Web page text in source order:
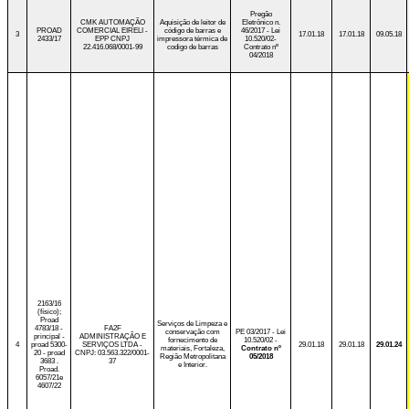
3
PROAD
2433/17
CMK AUTOMAÇÃO
COMERCIAL EIRELI -
EPP CNPJ
22.416.068/0001-99
Aquisição de leitor de
código de barras e
impressora térmica de
codigo de barras
Pregão
Eletrônico n.
46/2017 - Lei
10.520/02-
Contrato nº
04/2018
17.01.18 17.01.18 09.05.18
4
2163/16
(físico);
Proad
4783/18 -
principal -
proad 5300-
20 - proad
3683 .
Proad.
6057/21e
4607/22
FA2F
ADMINISTRAÇÃO E
SERVIÇOS LTDA -
CNPJ: 03.563.322/0001-
37
Serviços de Limpeza e
conservação com
fornecimento de
materiais, Fortaleza,
Região Metropolitana
e Interior.
PE 03/2017 - Lei
10.520/02 -
Contrato nº
05/2018
29.01.18 29.01.18 29.01.24